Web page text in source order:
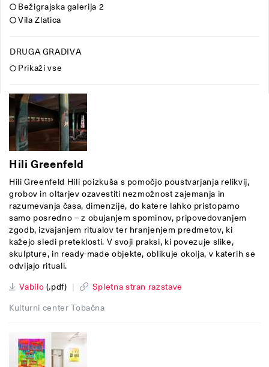
Bežigrajska galerija 2
Vila Zlatica
DRUGA GRADIVA
Prikaži vse
Hili Greenfeld
Hili Greenfeld Hili poizkuša s pomočjo poustvarjanja relikvij,
grobov in oltarjev ozavestiti nezmožnost zajemanja in
razumevanja časa, dimenzije, do katere lahko pristopamo
samo posredno – z obujanjem spominov, pripovedovanjem
zgodb, izvajanjem ritualov ter hranjenjem predmetov, ki
kažejo sledi preteklosti. V svoji praksi, ki povezuje slike,
skulpture, in ready-made objekte, oblikuje okolja, v katerih se
odvijajo rituali.
Vabilo (.pdf) |
Spletna stran razstave
Kulturni center Tobačna